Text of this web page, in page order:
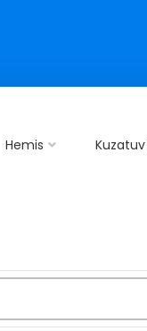
Hemis